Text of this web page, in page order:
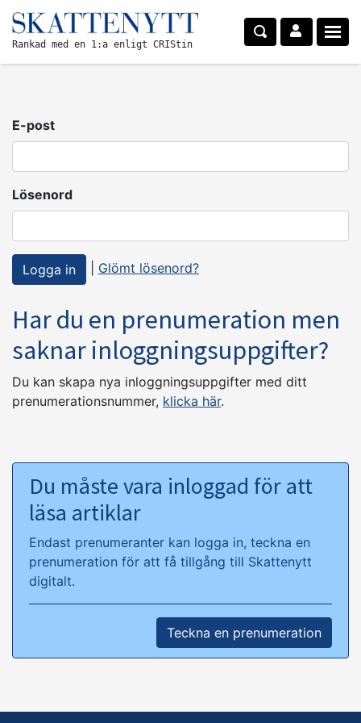
Rankad med en 1:a enligt CRIStin
E-post
Lösenord
Glömt lösenord?
Har du en prenumeration men
saknar inloggningsuppgifter?
Du kan skapa nya inloggningsuppgifter med ditt
prenumerationsnummer, klicka här.
Du måste vara inloggad för att
läsa artiklar
Endast prenumeranter kan logga in, teckna en
prenumeration för att få tillgång till Skattenytt
digitalt.
Teckna en prenumeration